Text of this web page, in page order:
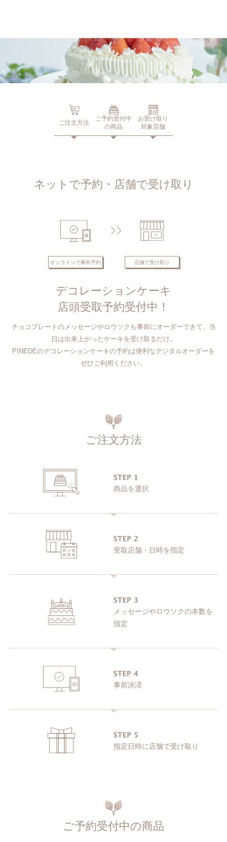
ご注文方法
ご予約受付中
の商品
お受け取り
対象店舗
ネットで予約・店舗で受け取り
オンラインで事前予約 店舗で受け取り
デコレーションケーキ
店頭受取予約受付中！
チョコプレートのメッセージやロウソクも事前にオーダーできて、当
日は出来上がったケーキを受け取るだけ。
PINEDEのデコレーションケーキの予約は便利なデジタルオーダーを
ぜひご利用ください。
ご注文方法
商品を選択
受取店舗・日時を指定
メッセージやロウソクの本数を
指定
事前決済
指定日時に店舗で受け取り
ご予約受付中の商品